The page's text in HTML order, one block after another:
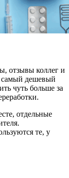
отзывы коллег и
самый дешевый
чуть больше за
отдельные
те, у